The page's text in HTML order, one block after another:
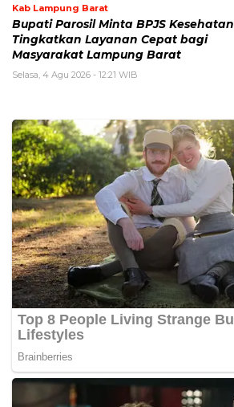
Kab Lampung Barat
Bupati Parosil Minta BPJS Kesehatan
Tingkatkan Layanan Cepat bagi
Masyarakat Lampung Barat
Selasa, 4 Agu 2026 - 12:21 WIB